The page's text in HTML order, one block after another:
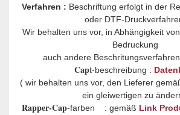
Verfahren : Beschriftung erfolgt in der
oder DTF-
Wir behalten uns vor, in Abhängigkeit
Bedruckung
auch andere
Capt-beschreibung :
( wir behalten uns vor, den Lieferer
ein gleiwertigen zu
Rapper-Cap-farben : gemäß Link